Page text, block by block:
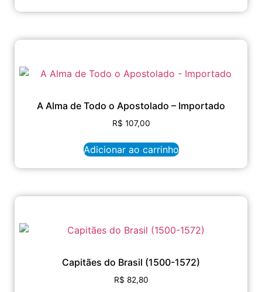
A Alma de Todo o Apostolado – Importado
R$ 107,00
Adicionar ao carrinho
Capitães do Brasil (1500-1572)
R$ 82,80